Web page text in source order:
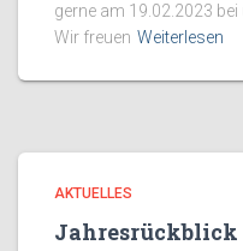
gerne am 19.02.2023
Wir freuen Weiterlesen
AKTUELLES
Jahresrückblick